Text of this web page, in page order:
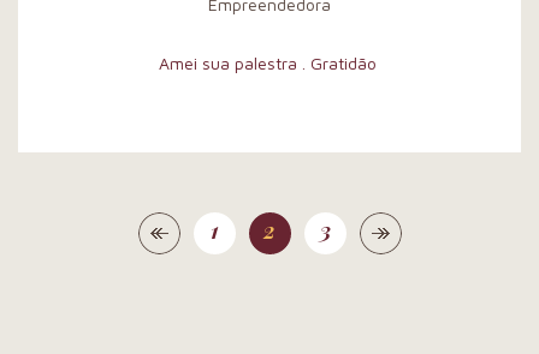
Empreendedora
Amei sua palestra . Gratidão
1 2 3